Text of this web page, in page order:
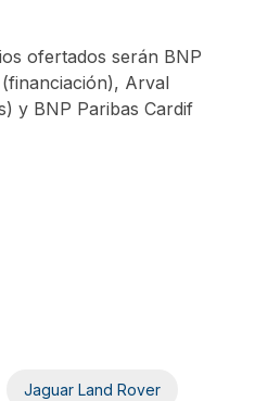
ofertados serán BNP
Arval
y BNP Paribas Cardif
Jaguar Land Rover